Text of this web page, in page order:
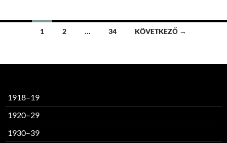
Bejegyzések
1 2 … 34 KÖVETKEZŐ →
1918–19
1920–29
1930–39